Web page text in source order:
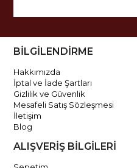
BİLGİLENDİRME
Hakkımızda
İptal ve İade Şartları
Gizlilik ve Güvenlik
Mesafeli Satış Sözleşmesi
İletişim
Blog
ALIŞVERİŞ BİLGİLERİ